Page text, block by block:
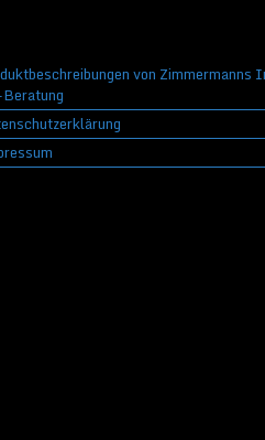
von Zimmermanns